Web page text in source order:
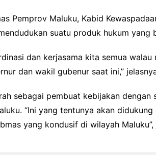
Pemprov Maluku, Kabid
suatu produk hukum
dan kerjasama kita semua
dan wakil gubenur saat ini,”
sebagai pembuat kebijakan
“Ini yang tentunya akan
yang kondusif di wilayah Maluku”,